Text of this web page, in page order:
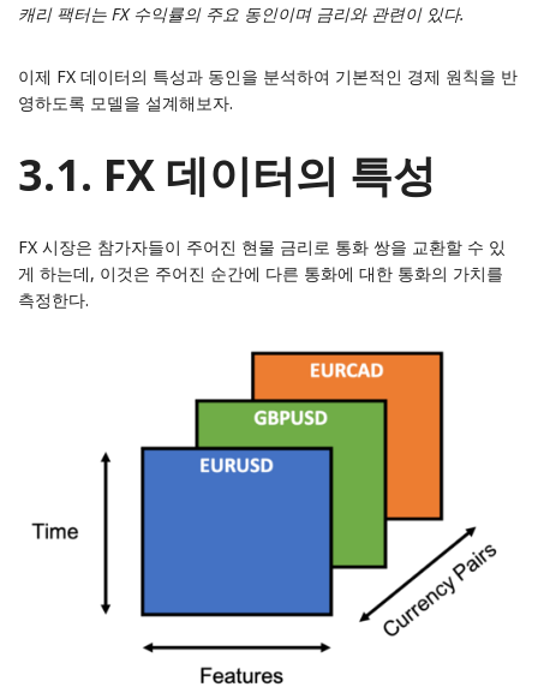
캐리 팩터는 FX 수익률의 주요 동인이며 금리와 관련이 있다.
이제 FX 데이터의 특성과 동인을 분석하여 기본적인 경제 원칙을 반
영하도록 모델을 설계해보자.
3.1. FX 데이터의 특성
FX 시장은 참가자들이 주어진 현물 금리로 통화 쌍을 교환할 수 있
게 하는데, 이것은 주어진 순간에 다른 통화에 대한 통화의 가치를
측정한다.